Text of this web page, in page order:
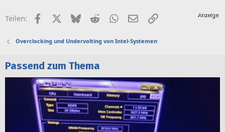
Teilen: FacebookX (Twitter)
BlueskyRedditWhatsApp
E-MailLink
Overclocking und Undervolting von Intel-Systemen
Passend zum Thema